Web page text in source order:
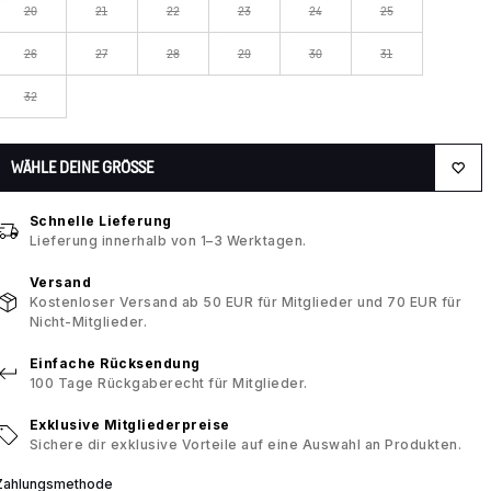
20 21 22 23 24 25
26 27 28 29 30 31
32
WÄHLE DEINE GRÖSSE
Schnelle Lieferung
Lieferung innerhalb von 1–3 Werktagen.
Versand
Kostenloser Versand ab 50 EUR für Mitglieder und 70 EUR für
Nicht-Mitglieder.
Einfache Rücksendung
100 Tage Rückgaberecht für Mitglieder.
Exklusive Mitgliederpreise
Sichere dir exklusive Vorteile auf eine Auswahl an Produkten.